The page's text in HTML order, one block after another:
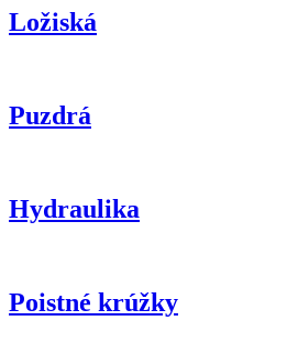
Ložiská
Puzdrá
Hydraulika
Poistné krúžky